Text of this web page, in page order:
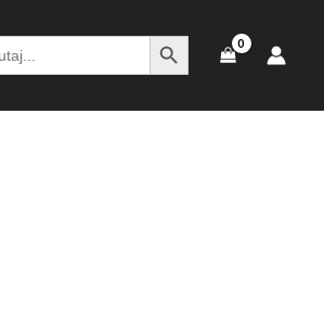
SEARCH BUTTON